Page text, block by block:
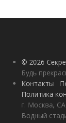
году
© 2026
Будь
Контакты
Политика
г. Москва,
Водный